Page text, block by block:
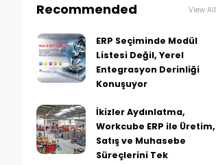
Recommended View All
ERP Seçiminde Modül
Listesi Değil, Yerel
Entegrasyon Derinliği
Konuşuyor
İkizler Aydınlatma,
Workcube ERP ile Üretim,
Satış ve Muhasebe
Süreçlerini Tek